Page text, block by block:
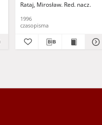
Rataj, Mirosław. Red. nacz.
1996
czasopisma